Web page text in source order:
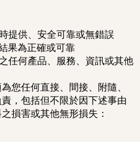
提供、安全可靠或無錯誤
果為正確或可靠
任何產品、服務、資訊或其他
您任何直接、間接、附隨、
，包括但不限於因下述事由
損害或其他無形損失：